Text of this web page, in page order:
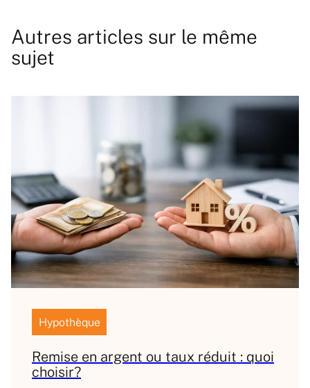
Autres articles sur le même
sujet
Hypothèque
Remise en argent ou taux réduit : quoi
choisir?